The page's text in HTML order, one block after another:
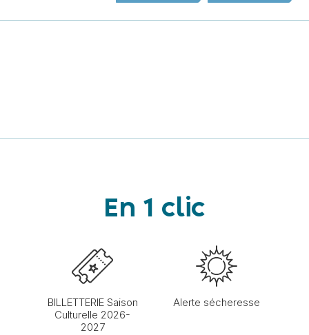
En 1 clic
BILLETTERIE Saison
Culturelle 2026-
2027
Alerte sécheresse